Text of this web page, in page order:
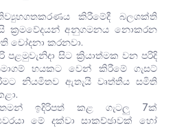
කිරීමේදී බලශක්ති
ක්‍රමවේදයන් අනුගමනය නොකරන
චෝදනා කරනවා.‍
පළමුවැනිදා සිට ක්‍රියාත්මක වන පරිදි
හයකට වෙන් කිරීමේ ගැසට්
නියමිතව ඇතැයි වෘත්තීය සමිති
ඉදිරිපත් කළ ගැටලු 7ක්
මේ දක්වා සාකච්ඡාවක් හෝ